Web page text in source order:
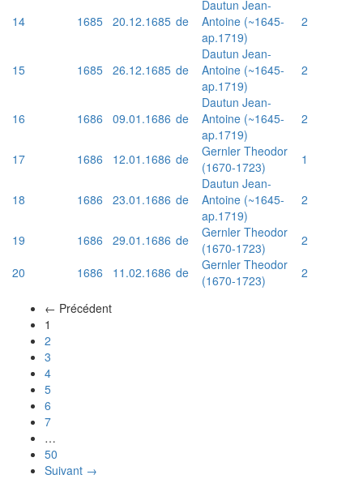
14
1685 20.12.1685 de
Dautun Jean-
Antoine (~1645-
ap.1719)
2
15 1685 26.12.1685 de
Dautun Jean-
Antoine (~1645-
ap.1719)
2
16 1686 09.01.1686 de
Dautun Jean-
Antoine (~1645-
ap.1719)
2
17 1686 12.01.1686 de
Gernler Theodor
(1670-1723)
1
18 1686 23.01.1686 de
Dautun Jean-
Antoine (~1645-
ap.1719)
2
19 1686 29.01.1686 de
Gernler Theodor
(1670-1723)
2
20
1686 11.02.1686 de
Gernler Theodor
(1670-1723)
2
← Précédent
1
2
3
4
5
6
7
…
50
Suivant →